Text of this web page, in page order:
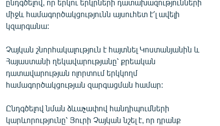
ՀԵՏԵՎԵՔ ՄԵԶ
«Ազատության» բոլոր կայքերը
ընդգծելով, որ երկու երկրների դատախազությունների
միջև համագործակցությունն այսուհետ է՛լ ավելի
կզարգանա:
Չայկան շնորհակալություն է հայտնել Կոստանյանին և
Հայաստանի ղեկավարությանը՝ քրեական
դատավարության ոլորտում երկկողմ
համագործակցության զարգացման համար:
Ընդգծելով նման ձևաչափով հանդիպումների
կարևորությունը՝ Յուրի Չայկան նշել է, որ դրանք